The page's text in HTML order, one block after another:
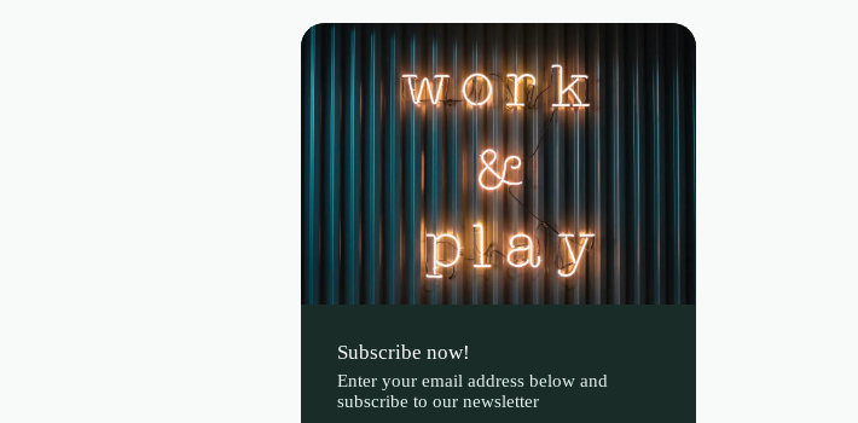
Subscribe now!
Enter your email address below and
subscribe to our newsletter